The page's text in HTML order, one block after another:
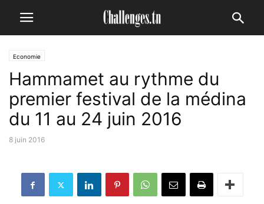
Economie
Hammamet au rythme du
premier festival de la médina
du 11 au 24 juin 2016
8 juin 2016